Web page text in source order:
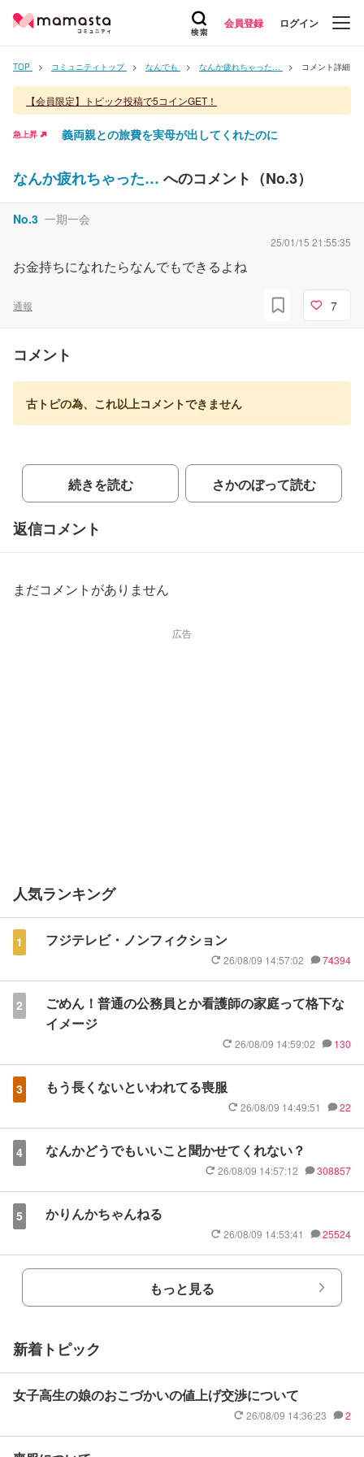
会員登録 ログイン
TOP コミュニティトップ なんでも なんか疲れちゃった… コメント詳細
【会員限定】トピック投稿で5コインGET！
急上昇 義両親との旅費を実母が出してくれたのに
なんか疲れちゃった… へのコメント（No.3）
No.3 一期一会
25/01/15 21:55:35
お金持ちになれたらなんでもできるよね
通報 7
コメント
古トピの為、これ以上コメントできません
続きを読む さかのぼって読む
返信コメント
まだコメントがありません
広告
人気ランキング
1 フジテレビ・ノンフィクション
26/08/09 14:57:02 74394
2
ごめん！普通の公務員とか看護師の家庭って格下な
イメージ
26/08/09 14:59:02 130
3 もう長くないといわれてる喪服
26/08/09 14:49:51 22
4 なんかどうでもいいこと聞かせてくれない？
26/08/09 14:57:12 308857
5 かりんかちゃんねる
26/08/09 14:53:41 25524
もっと見る
新着トピック
女子高生の娘のおこづかいの値上げ交渉について
26/08/09 14:36:23 2